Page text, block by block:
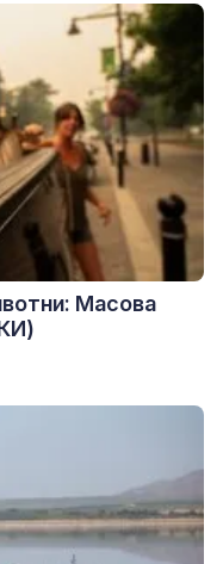
Масова